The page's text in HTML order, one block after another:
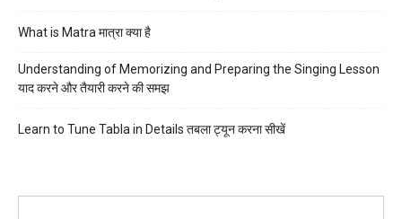
What is Matra मात्रा क्या है
Understanding of Memorizing and Preparing the Singing Lesson
याद करने और तैयारी करने की समझ
Learn to Tune Tabla in Details तबला ट्यून करना सीखें